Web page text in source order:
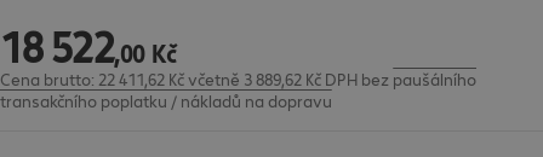
18522,00 Kč
18 522,00 Kč
Cena brutto: 22 411,62 Kč včetně 3 889,62 Kč DPH bez paušálního
transakčního poplatku / nákladů na dopravu